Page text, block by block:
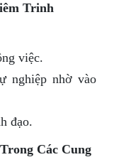
Trinh
việc.
nghiệp nhờ vào
đạo.
Các Cung